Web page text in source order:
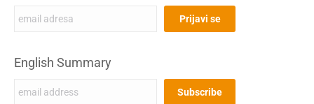
English Summary